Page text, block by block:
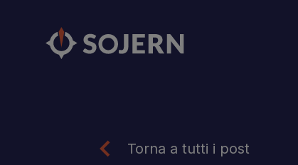
Torna a tutti i post